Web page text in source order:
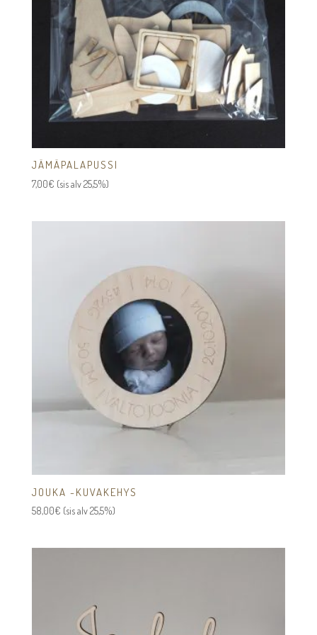
JÄMÄPALAPUSSI
7,00€ (sis alv 25,5%)
JOUKA -KUVAKEHYS
58,00€ (sis alv 25,5%)